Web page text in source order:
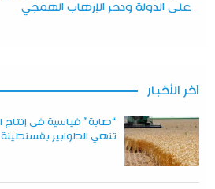
على الدولة ودحر الإرهاب الهمجي
آخر الأخبار
تنهي الطوابير بقسنطينة